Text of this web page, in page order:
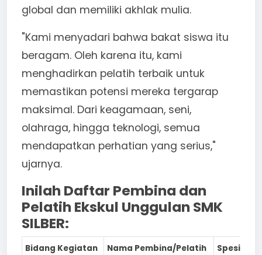
global dan memiliki akhlak mulia.
"Kami menyadari bahwa bakat siswa itu
beragam. Oleh karena itu, kami
menghadirkan pelatih terbaik untuk
memastikan potensi mereka tergarap
maksimal. Dari keagamaan, seni,
olahraga, hingga teknologi, semua
mendapatkan perhatian yang serius,"
ujarnya.
Inilah Daftar Pembina dan
Pelatih Ekskul Unggulan SMK
SILBER:
Bidang Kegiatan Nama Pembina/Pelatih